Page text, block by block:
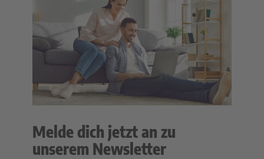
Melde dich jetzt an zu
unserem Newsletter